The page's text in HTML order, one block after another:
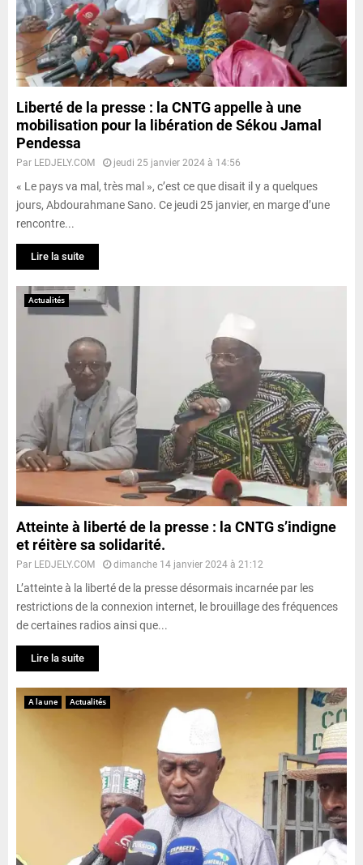
Liberté de la presse : la CNTG appelle à une
mobilisation pour la libération de Sékou Jamal
Pendessa
Par LEDJELY.COM jeudi 25 janvier 2024 à 14:56
« Le pays va mal, très mal », c’est ce que disait il y a quelques
jours, Abdourahmane Sano. Ce jeudi 25 janvier, en marge d’une
rencontre...
Lire la suite
Actualités
Atteinte à liberté de la presse : la CNTG s’indigne
et réitère sa solidarité.
Par LEDJELY.COM dimanche 14 janvier 2024 à 21:12
L’atteinte à la liberté de la presse désormais incarnée par les
restrictions de la connexion internet, le brouillage des fréquences
de certaines radios ainsi que...
Lire la suite
A la une Actualités